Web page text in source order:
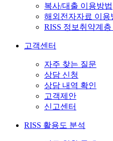
복사/대출 이용방법
해외전자자료 이용
RISS 정보취약계
고객센터
자주 찾는 질문
상담 신청
상담 내역 확인
고객제안
신고센터
RISS 활용도 분석